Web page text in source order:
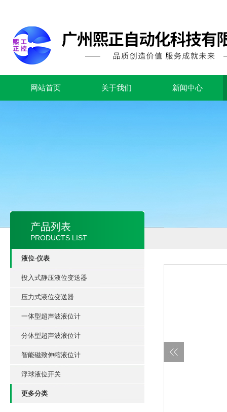
网站首页 关于我们 新闻中心
产品列表
PRODUCTS LIST
液位-仪表
投入式静压液位变送器
压力式液位变送器
一体型超声波液位计
分体型超声波液位计
智能磁致伸缩液位计
浮球液位开关
更多分类